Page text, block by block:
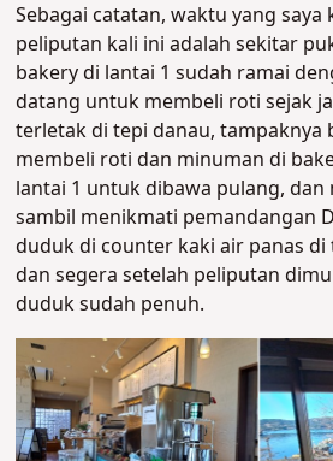
Sebagai catatan, waktu yang
peliputan kali ini adalah sekitar
bakery di lantai 1 sudah ramai
datang untuk membeli roti sejak
terletak di tepi danau, tampaknya
membeli roti dan minuman di
lantai 1 untuk dibawa pulang,
sambil menikmati pemandangan
duduk di counter kaki air panas di
dan segera setelah peliputan
duduk sudah penuh.